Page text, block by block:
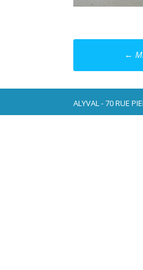
Post ←
ALYVAL - 70 RUE